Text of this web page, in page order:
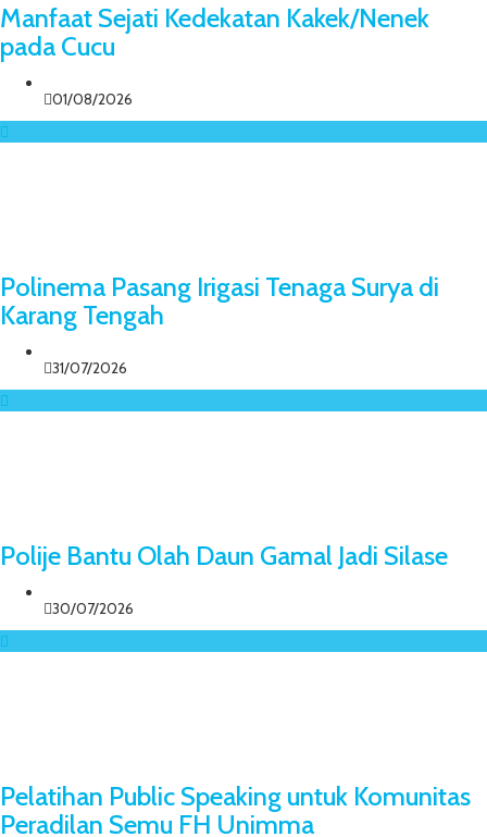
Manfaat Sejati Kedekatan Kakek/Nenek
pada Cucu
01/08/2026
Polinema Pasang Irigasi Tenaga Surya di
Karang Tengah
31/07/2026
Polije Bantu Olah Daun Gamal Jadi Silase
30/07/2026
Pelatihan Public Speaking untuk Komunitas
Peradilan Semu FH Unimma